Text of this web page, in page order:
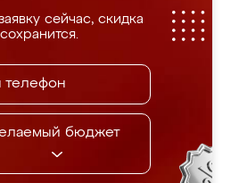
сейчас, скидка
сохранится.
бюджет